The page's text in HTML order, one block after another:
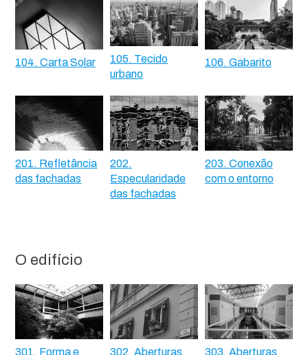
104. Carta Solar
105. Tecido
urbano
106. Gabarito
201. Refletância
das fachadas
202.
Especularidade
das fachadas
203. Conexão
com o entorno
O edifício
301. Forma e
302. Aberturas
303. Aberturas